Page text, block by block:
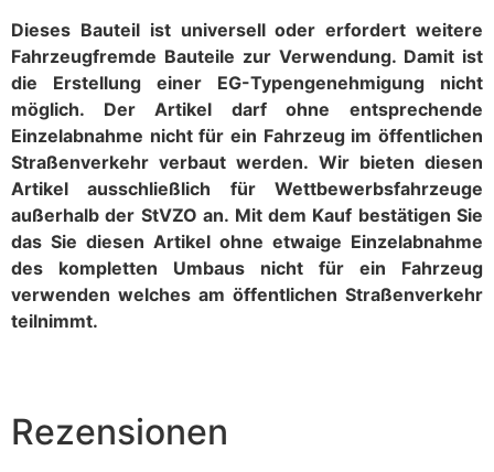
Dieses Bauteil ist universell oder erfordert weitere
Fahrzeugfremde Bauteile zur Verwendung. Damit ist
die Erstellung einer EG-Typengenehmigung nicht
möglich. Der Artikel darf ohne entsprechende
Einzelabnahme nicht für ein Fahrzeug im öffentlichen
Straßenverkehr verbaut werden. Wir bieten diesen
Artikel ausschließlich für Wettbewerbsfahrzeuge
außerhalb der StVZO an. Mit dem Kauf bestätigen Sie
das Sie diesen Artikel ohne etwaige Einzelabnahme
des kompletten Umbaus nicht für ein Fahrzeug
verwenden welches am öffentlichen Straßenverkehr
teilnimmt.
Rezensionen